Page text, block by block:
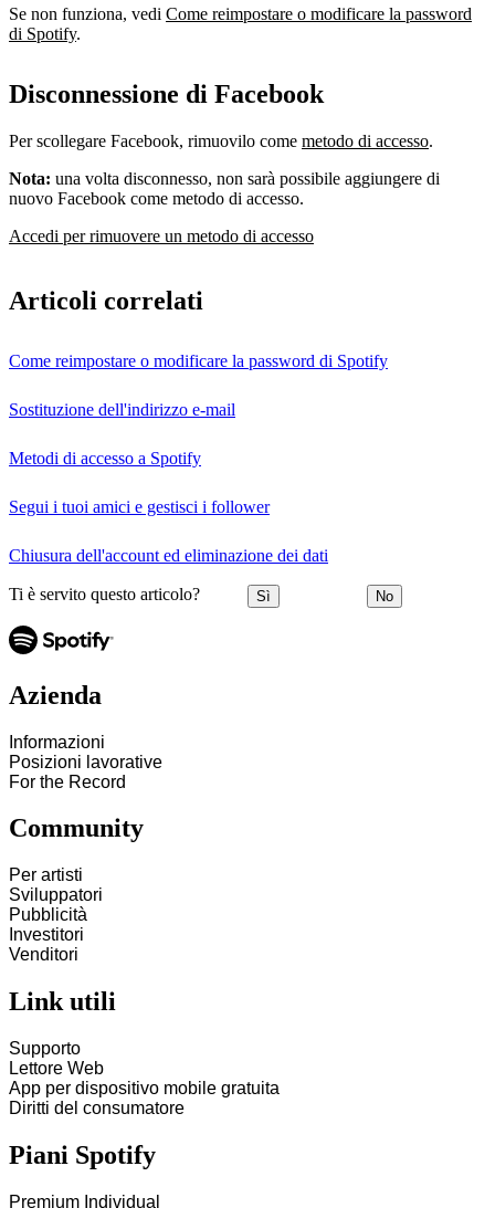
Se non funziona, vedi Come reimpostare o modificare la password
di Spotify.
Disconnessione di Facebook
Per scollegare Facebook, rimuovilo come metodo di accesso.
Nota: una volta disconnesso, non sarà possibile aggiungere di
nuovo Facebook come metodo di accesso.
Accedi per rimuovere un metodo di accesso
Articoli correlati
Come reimpostare o modificare la password di Spotify
Sostituzione dell'indirizzo e-mail
Metodi di accesso a Spotify
Segui i tuoi amici e gestisci i follower
Chiusura dell'account ed eliminazione dei dati
Ti è servito questo articolo? Sì No
Azienda
Informazioni
Posizioni lavorative
For the Record
Community
Per artisti
Sviluppatori
Pubblicità
Investitori
Venditori
Link utili
Supporto
Lettore Web
App per dispositivo mobile gratuita
Diritti del consumatore
Piani Spotify
Premium Individual